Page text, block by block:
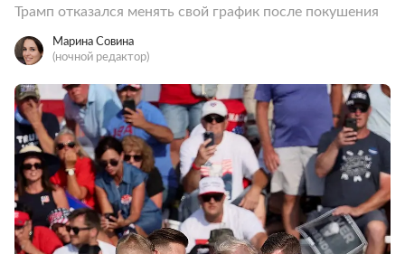
Трамп отказался менять свой график после покушения
Марина Совина
(ночной редактор)